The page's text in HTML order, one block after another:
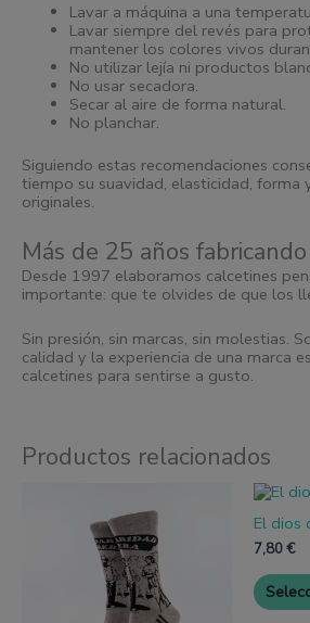
Lavar a máquina a una
Lavar siempre del revés para
mantener los colores vivos
No utilizar lejía ni productos
No usar secadora.
Secar al aire de forma natural.
No planchar.
Siguiendo estas recomendaciones
tiempo su suavidad, elasticidad, forma
originales.
Más de 25 años
Desde 1997 elaboramos calcetines
importante: que te olvides de que los
Sin presión, sin marcas, sin molestias.
calidad y la experiencia de una marca
calcetines para sentirse a gusto.
Productos relacionados
múltiples
opciones
El dios
7,80€